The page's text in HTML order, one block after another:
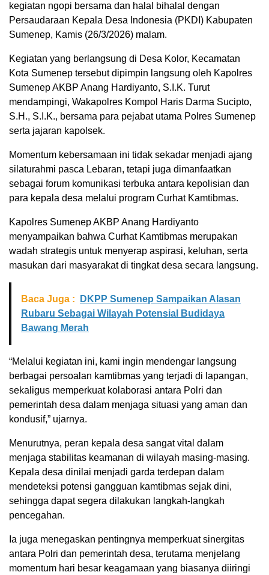
kegiatan ngopi bersama dan halal bihalal dengan
Persaudaraan Kepala Desa Indonesia (PKDI) Kabupaten
Sumenep, Kamis (26/3/2026) malam.
Kegiatan yang berlangsung di Desa Kolor, Kecamatan
Kota Sumenep tersebut dipimpin langsung oleh Kapolres
Sumenep AKBP Anang Hardiyanto, S.I.K. Turut
mendampingi, Wakapolres Kompol Haris Darma Sucipto,
S.H., S.I.K., bersama para pejabat utama Polres Sumenep
serta jajaran kapolsek.
Momentum kebersamaan ini tidak sekadar menjadi ajang
silaturahmi pasca Lebaran, tetapi juga dimanfaatkan
sebagai forum komunikasi terbuka antara kepolisian dan
para kepala desa melalui program Curhat Kamtibmas.
Kapolres Sumenep AKBP Anang Hardiyanto
menyampaikan bahwa Curhat Kamtibmas merupakan
wadah strategis untuk menyerap aspirasi, keluhan, serta
masukan dari masyarakat di tingkat desa secara langsung.
Baca Juga :
DKPP Sumenep Sampaikan Alasan
Rubaru Sebagai Wilayah Potensial Budidaya
Bawang Merah
“Melalui kegiatan ini, kami ingin mendengar langsung
berbagai persoalan kamtibmas yang terjadi di lapangan,
sekaligus memperkuat kolaborasi antara Polri dan
pemerintah desa dalam menjaga situasi yang aman dan
kondusif,” ujarnya.
Menurutnya, peran kepala desa sangat vital dalam
menjaga stabilitas keamanan di wilayah masing-masing.
Kepala desa dinilai menjadi garda terdepan dalam
mendeteksi potensi gangguan kamtibmas sejak dini,
sehingga dapat segera dilakukan langkah-langkah
pencegahan.
Ia juga menegaskan pentingnya memperkuat sinergitas
antara Polri dan pemerintah desa, terutama menjelang
momentum hari besar keagamaan yang biasanya diiringi